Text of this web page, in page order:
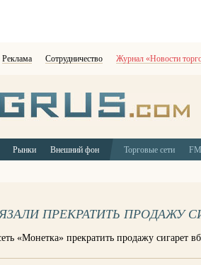
Реклама Сотрудничество Журнал «Новости
Рынки Внешний фон Торговые сети
ПРЕКРАТИТЬ ПРОДАЖУ
«Монетка» прекратить продажу сигарет